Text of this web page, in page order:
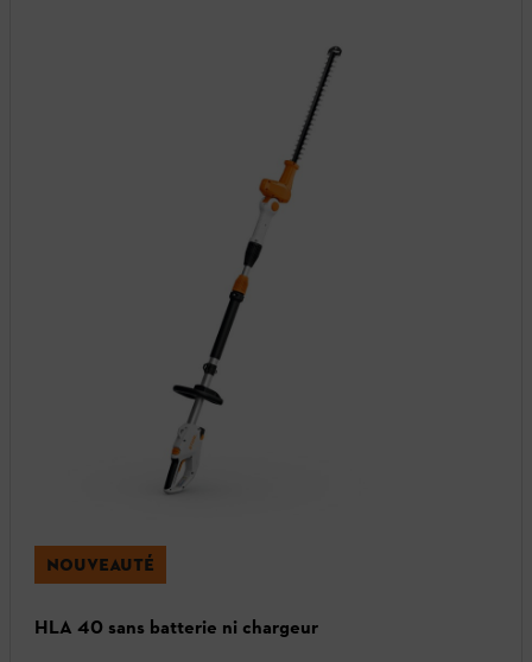
NOUVEAUTÉ
HLA 40 sans batterie ni chargeur